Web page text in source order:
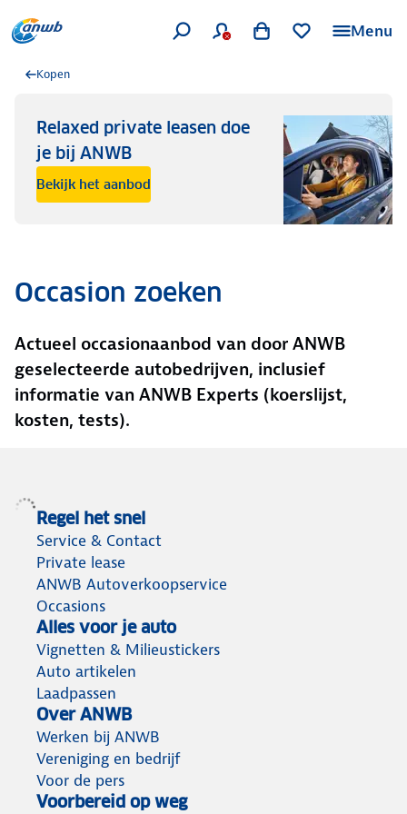
Menu
Kopen
Relaxed private leasen doe
je bij ANWB
Bekijk het aanbod
Occasion zoeken
Actueel occasionaanbod van door ANWB
geselecteerde autobedrijven, inclusief
informatie van ANWB Experts (koerslijst,
kosten, tests).
Regel het snel
Service & Contact
Private lease
ANWB Autoverkoopservice
Occasions
Alles voor je auto
Vignetten & Milieustickers
Auto artikelen
Laadpassen
Over ANWB
Werken bij ANWB
Vereniging en bedrijf
Voor de pers
Voorbereid op weg